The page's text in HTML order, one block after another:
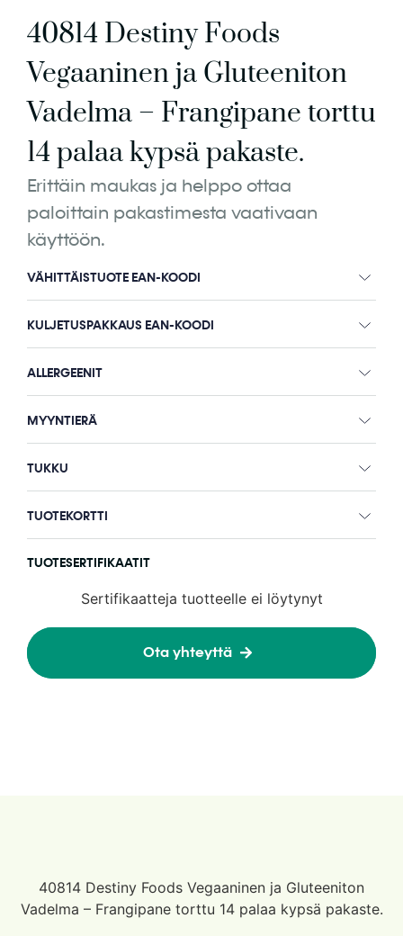
40814 Destiny Foods
Vegaaninen ja Gluteeniton
Vadelma – Frangipane torttu
14 palaa kypsä pakaste.
Erittäin maukas ja helppo ottaa
paloittain pakastimesta vaativaan
käyttöön.
VÄHITTÄISTUOTE EAN-KOODI
KULJETUSPAKKAUS EAN-KOODI
ALLERGEENIT
MYYNTIERÄ
TUKKU
TUOTEKORTTI
TUOTESERTIFIKAATIT
Sertifikaatteja tuotteelle ei löytynyt
Ota yhteyttä
40814 Destiny Foods Vegaaninen ja Gluteeniton
Vadelma – Frangipane torttu 14 palaa kypsä pakaste.